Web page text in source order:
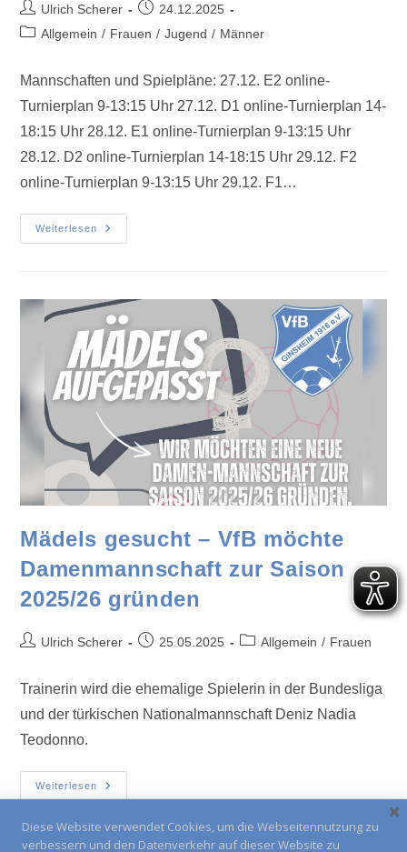
Ulrich Scherer
24.12.2025
Allgemein / Frauen / Jugend / Männer
Mannschaften und Spielpläne: 27.12. E2 online-
Turnierplan 9-13:15 Uhr 27.12. D1 online-Turnierplan 14-
18:15 Uhr 28.12. E1 online-Turnierplan 9-13:15 Uhr
28.12. D2 online-Turnierplan 14-18:15 Uhr 29.12. F2
online-Turnierplan 9-13:15 Uhr 29.12. F1…
Weiterlesen
Mädels gesucht – VfB möchte
Damenmannschaft zur Saison
2025/26 gründen
Ulrich Scherer 25.05.2025 Allgemein / Frauen
Trainerin wird die ehemalige Spielerin in der Bundesliga
und der türkischen Nationalmannschaft Deniz Nadia
Teodonno.
Weiterlesen
Diese Website verwendet Cookies, um die Webseitennutzung zu
verbessern und den Datenverkehr auf dieser Website zu